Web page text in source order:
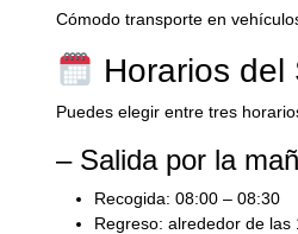
Cómodo transporte en
Horarios
Puedes elegir entre tres
– Salida por la
Recogida: 08:00 – 08:30
Regreso: alrededor de las